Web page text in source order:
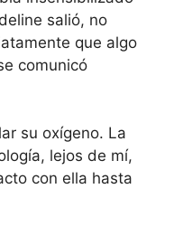
salió, no
que algo
comunicó
su oxígeno. La
lejos de mí,
con ella hasta